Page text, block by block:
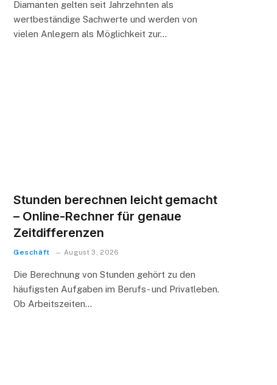
Diamanten gelten seit Jahrzehnten als
wertbeständige Sachwerte und werden von
vielen Anlegern als Möglichkeit zur…
Stunden berechnen leicht gemacht
– Online-Rechner für genaue
Zeitdifferenzen
Geschäft August 3, 2026
Die Berechnung von Stunden gehört zu den
häufigsten Aufgaben im Berufs- und Privatleben.
Ob Arbeitszeiten…